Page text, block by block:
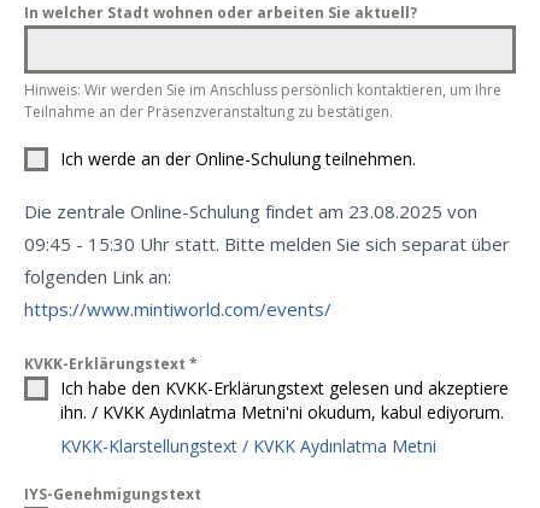
In welcher Stadt wohnen oder arbeiten Sie aktuell?
Hinweis: Wir werden Sie im Anschluss persönlich kontaktieren, um Ihre
Teilnahme an der Präsenzveranstaltung zu bestätigen.
Ich werde an der Online-Schulung teilnehmen.
Die zentrale Online-Schulung findet am 23.08.2025 von
09:45 - 15:30 Uhr statt. Bitte melden Sie sich separat über
folgenden Link an:
https://www.mintiworld.com/events/
KVKK-Erklärungstext *
Ich habe den KVKK-Erklärungstext gelesen und akzeptiere
ihn. / KVKK Aydınlatma Metni'ni okudum, kabul ediyorum.
KVKK-Klarstellungstext / KVKK Aydınlatma Metni
IYS-Genehmigungstext